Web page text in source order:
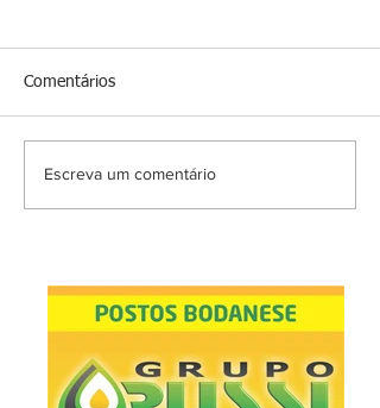
Comentários
Escreva um comentário